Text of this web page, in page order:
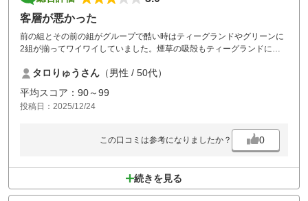
客層が悪かった
前の組とその前の組がグループで酷い時はティーグランドやグリーンに
2組が揃ってワイワイしていました。煙草の吸殻もティーグランドに落
てこず、ダメダメでした。
タロりゅうさん （男性 / 50代）
平均スコア：90～99
投稿日：2025/12/24
この口コミは参考になりましたか？ 0
続きを見る